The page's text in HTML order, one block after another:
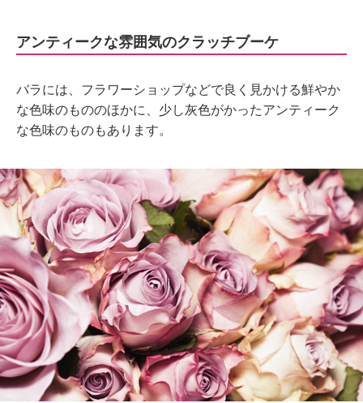
アンティークな雰囲気のクラッチブーケ
バラには、フラワーショップなどで良く見かける鮮やか
な色味のもののほかに、少し灰色がかったアンティーク
な色味のものもあります。